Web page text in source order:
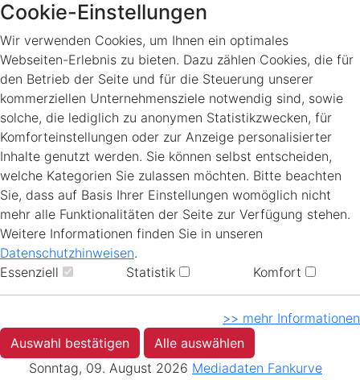
Cookie-Einstellungen
Wir verwenden Cookies, um Ihnen ein optimales
Webseiten-Erlebnis zu bieten. Dazu zählen Cookies, die für
den Betrieb der Seite und für die Steuerung unserer
kommerziellen Unternehmensziele notwendig sind, sowie
solche, die lediglich zu anonymen Statistikzwecken, für
Komforteinstellungen oder zur Anzeige personalisierter
Inhalte genutzt werden. Sie können selbst entscheiden,
welche Kategorien Sie zulassen möchten. Bitte beachten
Sie, dass auf Basis Ihrer Einstellungen womöglich nicht
mehr alle Funktionalitäten der Seite zur Verfügung stehen.
Weitere Informationen finden Sie in unseren
Datenschutzhinweisen.
Essenziell
Statistik Komfort
>> mehr Informationen
Auswahl bestätigen
Alle auswählen
Sonntag, 09. August 2026 Mediadaten Fankurve